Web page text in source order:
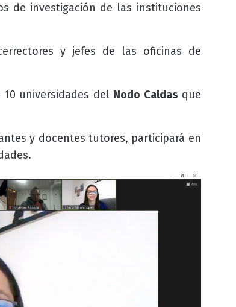
de investigación de las instituciones
y jefes de las oficinas de
universidades del Nodo Caldasque
y docentes tutores, participará en